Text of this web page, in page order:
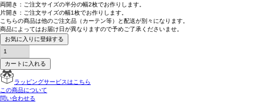
両開き： ご注文サイズの半分の幅2枚でお作りします。
片開き： ご注文サイズの幅1枚でお作りします。
こちらの商品は他のご注文品（カーテン等）と配送が別々 になります。
商品によってはお届け日が異なりますので予めご了承くださいませ。
お気に入りに登録する
カートに入れる
ラッピングサービスはこちら
この商品について
問い合わせる